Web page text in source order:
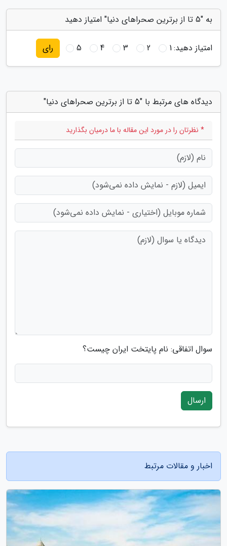
به "5 تا از برترین صحراهای دنیا" امتیاز دهید
امتیاز دهید:1
2
3
4
5 رای
دیدگاه های مرتبط با "5 تا از برترین صحراهای دنیا"
* نظرتان را در مورد این مقاله با ما درمیان بگذارید
سوال اتفاقی: نام پایتخت ایران چیست؟
ارسال
اخبار و مقالات مرتبط